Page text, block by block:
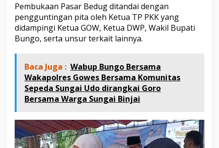
Pembukaan Pasar Bedug ditandai dengan
pengguntingan pita oleh Ketua TP PKK yang
didampingi Ketua GOW, Ketua DWP, Wakil Bupati
Bungo, serta unsur terkait lainnya.
Baca Juga : Wabup Bungo Bersama
Wakapolres Gowes Bersama Komunitas
Sepeda Sungai Udo dirangkai Goro
Bersama Warga Sungai Binjai